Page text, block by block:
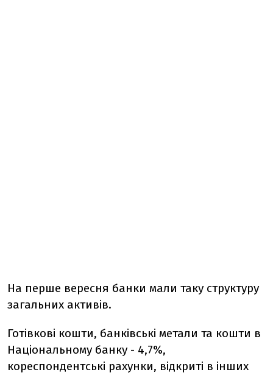
На перше вересня банки мали таку структуру
загальних активів.
Готівкові кошти, банківські метали та кошти в
Національному банку - 4,7%,
кореспондентські рахунки, відкриті в інших